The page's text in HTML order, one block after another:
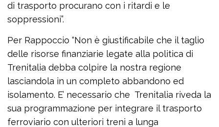
di trasporto procurano con i ritardi e le
soppressioni”.
Per Rappoccio “Non è giustificabile che il taglio
delle risorse finanziarie legate alla politica di
Trenitalia debba colpire la nostra regione
lasciandola in un completo abbandono ed
isolamento. E’ necessario che Trenitalia riveda la
sua programmazione per integrare il trasporto
ferroviario con ulteriori treni a lunga